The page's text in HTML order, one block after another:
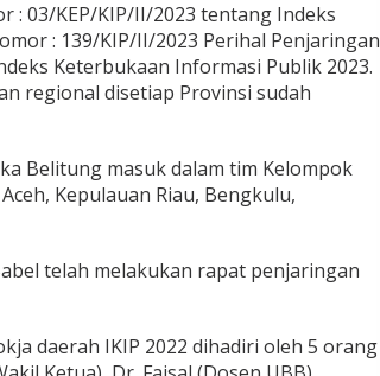
: 03/KEP/KIP/II/2023 tentang Indeks
: 139/KIP/II/2023 Perihal Penjaringan
Keterbukaan Informasi Publik 2023.
regional disetiap Provinsi sudah
Belitung masuk dalam tim Kelompok
Kepulauan Riau, Bengkulu,
telah melakukan rapat penjaringan
daerah IKIP 2022 dihadiri oleh 5 orang